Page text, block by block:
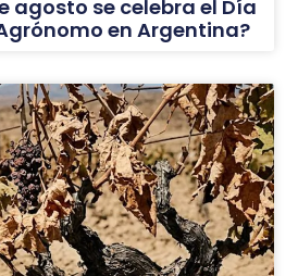
agosto se celebra el Día
en Argentina?